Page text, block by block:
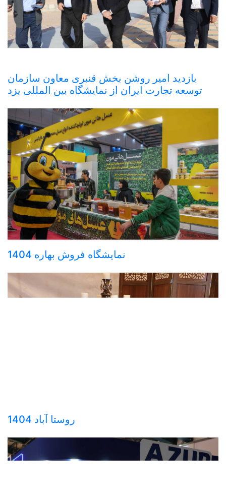
بازدید امیر روشن بخش قنبری معاون سازمان
توسعه تجارت ایران از نمایشگاه بین المللی یزد
نمایشگاه فروش بهاره 1404
روستا آباد 1404